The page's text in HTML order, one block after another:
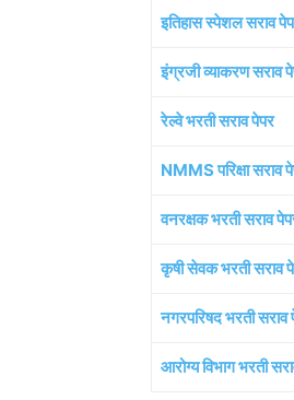
इतिहास स्पेशल सराव
इंग्रजी व्याकरण सराव
रेल्वे भरती सराव पेपर
NMMS परिक्षा सराव
वनरक्षक भरती सराव
कृषी सेवक भरती सराव
नगरपरिषद भरती सराव
आरोग्य विभाग भरती